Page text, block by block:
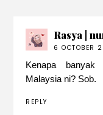
Rasya |
6 OCTOBER
Kenapa
Malaysia ni? Sob.
REPLY